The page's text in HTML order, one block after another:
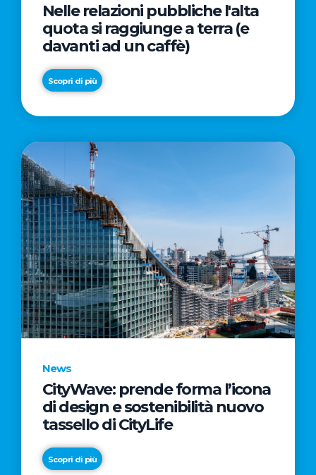
Nelle relazioni pubbliche l'alta
quota si raggiunge a terra (e
davanti ad un caffè)
Scopri di più
News
CityWave: prende forma l’icona
di design e sostenibilità nuovo
tassello di CityLife
Scopri di più
News